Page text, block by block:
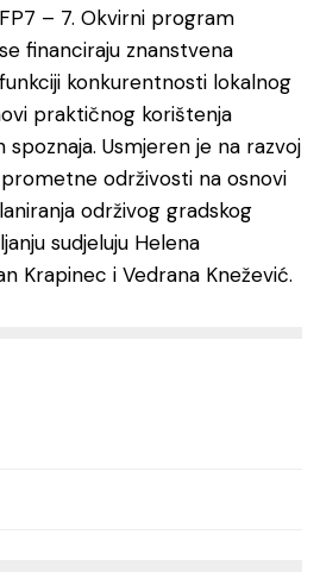
– 7. Okvirni program
financiraju znanstvena
konkurentnosti lokalnog
praktičnog korištenja
spoznaja. Usmjeren je na razvoj
održivosti na osnovi
održivog gradskog
sudjeluju Helena
Krapinec i Vedrana Knežević.